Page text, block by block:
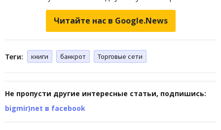
Читайте нас в Google.News
Теги: книги банкрот Торговые сети
Не пропусти другие интересные статьи, подпишись:
bigmir)net в facebook